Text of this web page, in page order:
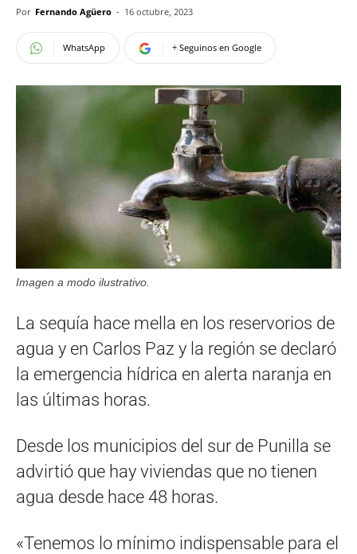
Por Fernando Agüero - 16 octubre, 2023
WhatsApp + Seguinos en Google
Imagen a modo ilustrativo.
La sequía hace mella en los reservorios de
agua y en Carlos Paz y la región se declaró
la emergencia hídrica en alerta naranja en
las últimas horas.
Desde los municipios del sur de Punilla se
advirtió que hay viviendas que no tienen
agua desde hace 48 horas.
«Tenemos lo mínimo indispensable para el